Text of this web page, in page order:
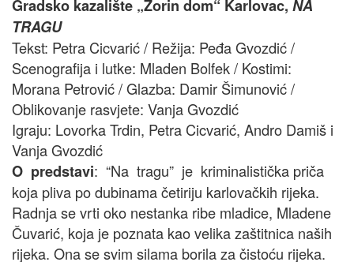
Gradsko kazalište „Zorin dom“ Karlovac, NA
TRAGU
Tekst: Petra Cicvarić / Režija: Peđa Gvozdić /
Scenografija i lutke: Mladen Bolfek / Kostimi:
Morana Petrović / Glazba: Damir Šimunović /
Oblikovanje rasvjete: Vanja Gvozdić
Igraju: Lovorka Trdin, Petra Cicvarić, Andro Damiš i
Vanja Gvozdić
O predstavi: “Na tragu” je kriminalistička priča
koja pliva po dubinama četiriju karlovačkih rijeka.
Radnja se vrti oko nestanka ribe mladice, Mladene
Čuvarić, koja je poznata kao velika zaštitnica naših
rijeka. Ona se svim silama borila za čistoću rijeka.